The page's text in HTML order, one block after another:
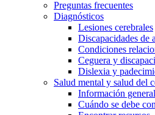
Preguntas frecuentes
Diagnósticos
Lesiones cerebrales
Discapacidades de
Condiciones
Ceguera y
Dislexia y
Salud mental y salud del
Información general
Cuándo se debe